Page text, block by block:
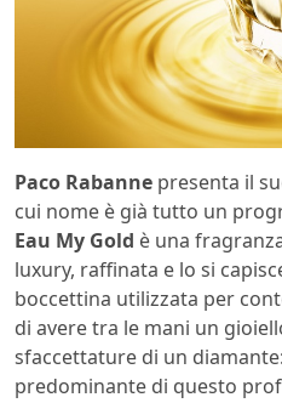
Paco Rabanne presenta il
cui nome è già tutto un
Eau My Gold è una
luxury, raffinata e lo si
boccettina utilizzata per
di avere tra le mani un
sfaccettature di un
predominante di questo